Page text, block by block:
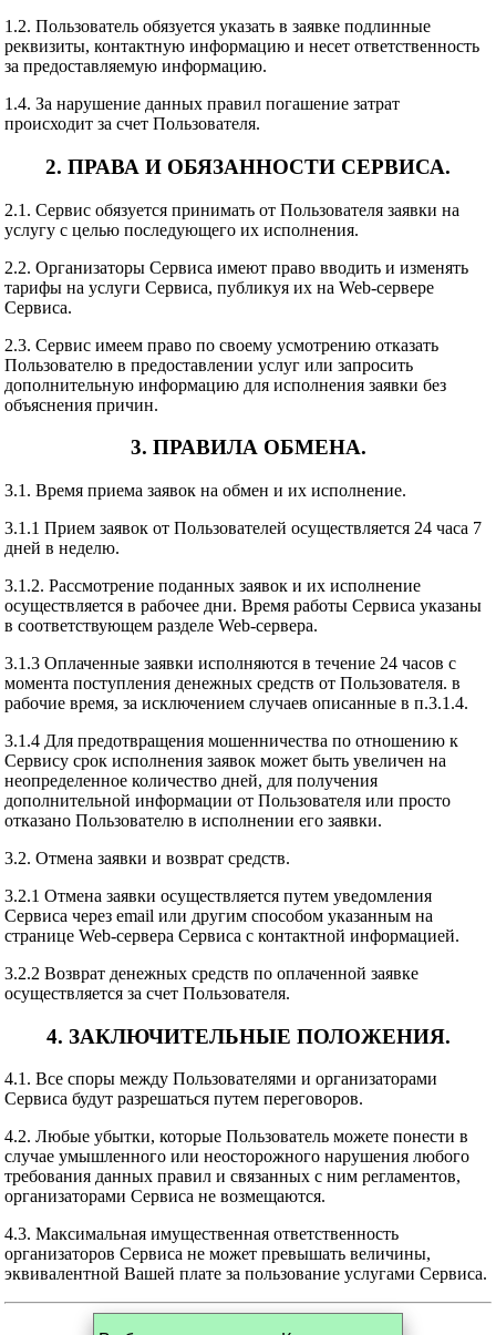
1.2. Пользователь обязуется указать в заявке подлинные
реквизиты, контактную информацию и несет ответственность
за предоставляемую информацию.
1.4. За нарушение данных правил погашение затрат
происходит за счет Пользователя.
2. ПРАВА И ОБЯЗАННОСТИ СЕРВИСА.
2.1. Сервис обязуется принимать от Пользователя заявки на
услугу с целью последующего их исполнения.
2.2. Организаторы Сервиса имеют право вводить и изменять
тарифы на услуги Сервиса, публикуя их на Web-сервере
Сервиса.
2.3. Сервис имеем право по своему усмотрению отказать
Пользователю в предоставлении услуг или запросить
дополнительную информацию для исполнения заявки без
объяснения причин.
3. ПРАВИЛА ОБМЕНА.
3.1. Время приема заявок на обмен и их исполнение.
3.1.1 Прием заявок от Пользователей осуществляется 24 часа 7
дней в неделю.
3.1.2. Рассмотрение поданных заявок и их исполнение
осуществляется в рабочее дни. Время работы Сервиса указаны
в соответствующем разделе Web-сервера.
3.1.3 Оплаченные заявки исполняются в течение 24 часов с
момента поступления денежных средств от Пользователя. в
рабочие время, за исключением случаев описанные в п.3.1.4.
3.1.4 Для предотвращения мошенничества по отношению к
Сервису срок исполнения заявок может быть увеличен на
неопределенное количество дней, для получения
дополнительной информации от Пользователя или просто
отказано Пользователю в исполнении его заявки.
3.2. Отмена заявки и возврат средств.
3.2.1 Отмена заявки осуществляется путем уведомления
Сервиса через email или другим способом указанным на
странице Web-сервера Сервиса с контактной информацией.
3.2.2 Возврат денежных средств по оплаченной заявке
осуществляется за счет Пользователя.
4. ЗАКЛЮЧИТЕЛЬНЫЕ ПОЛОЖЕНИЯ.
4.1. Все споры между Пользователями и организаторами
Сервиса будут разрешаться путем переговоров.
4.2. Любые убытки, которые Пользователь можете понести в
случае умышленного или неосторожного нарушения любого
требования данных правил и связанных с ним регламентов,
организаторами Сервиса не возмещаются.
4.3. Максимальная имущественная ответственность
организаторов Сервиса не может превышать величины,
эквивалентной Вашей плате за пользование услугами Сервиса.